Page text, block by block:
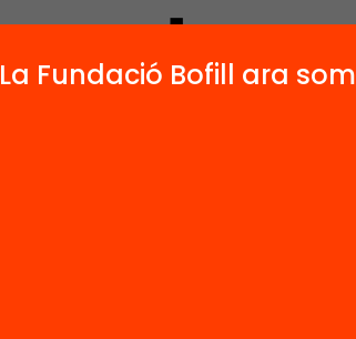
1
Publicacions i vídeos
La Fundació Bofill ara som